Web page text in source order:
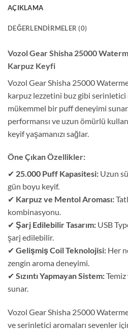
AÇIKLAMA
DEĞERLENDIRMELER (0)
Vozol Gear Shisha 25000
Karpuz Keyfi
Vozol Gear Shisha 25000
karpuz lezzetini buz gibi
mükemmel bir puff deneyimi
performansı ve uzun ömürlü
keyif yaşamanızı sağlar.
Öne Çıkan Özellikler:
✔ 25.000 Puff Kapasitesi: Uzun
gün boyu keyif.
✔ Karpuz ve Mentol Aroması:
kombinasyonu.
✔ Şarj Edilebilir Tasarım: USB
şarj edilebilir.
✔ Gelişmiş Coil Teknolojisi: Her
zengin aroma deneyimi.
✔ Sızıntı Yapmayan Sistem:
sunar.
Vozol Gear Shisha 25000
ve serinletici aromaları sevenler